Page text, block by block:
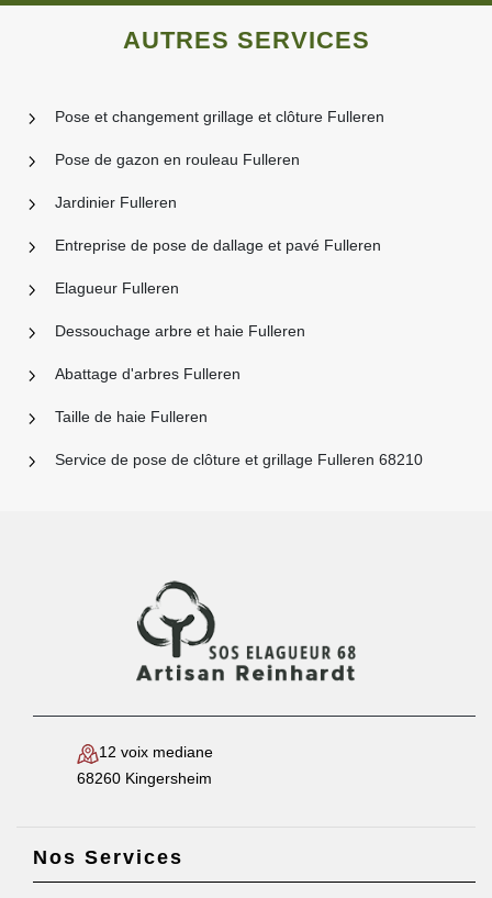
AUTRES SERVICES
Pose et changement grillage et clôture Fulleren
Pose de gazon en rouleau Fulleren
Jardinier Fulleren
Entreprise de pose de dallage et pavé Fulleren
Elagueur Fulleren
Dessouchage arbre et haie Fulleren
Abattage d'arbres Fulleren
Taille de haie Fulleren
Service de pose de clôture et grillage Fulleren 68210
12 voix mediane
68260 Kingersheim
Nos Services